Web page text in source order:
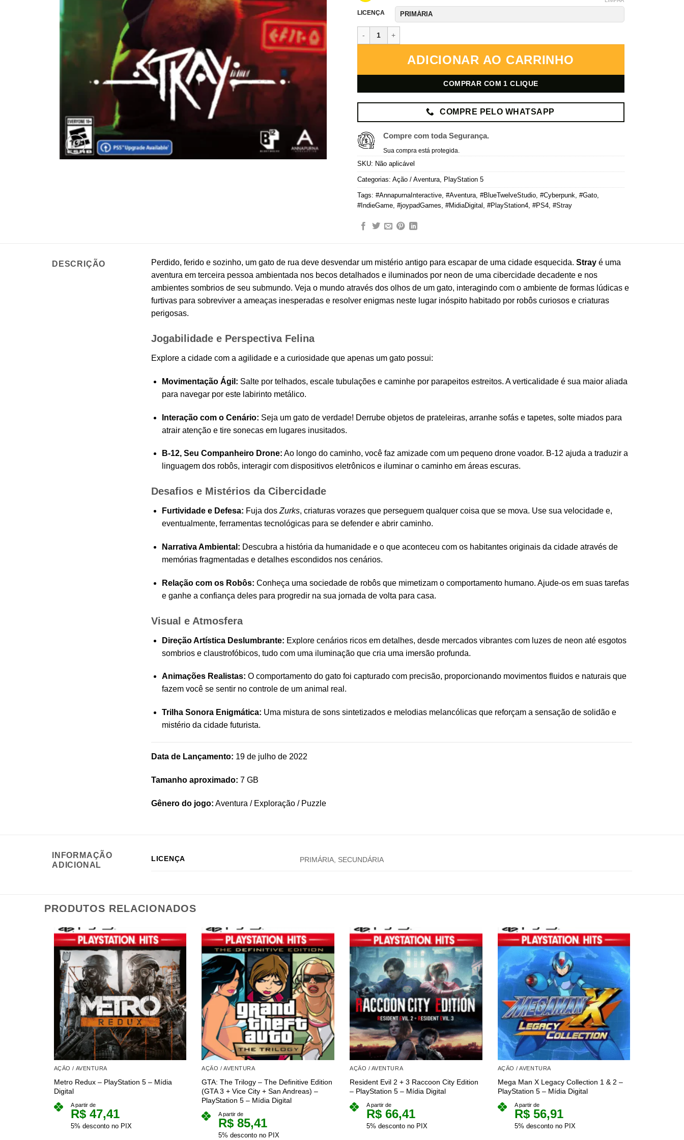
LICENÇA
Stray – PlayStation 5 – Mídia Digital quantidade
ADICIONAR AO CARRINHO
COMPRAR COM 1 CLIQUE
COMPRE PELO WHATSAPP
Compre com toda Segurança.
Sua compra está protegida.
SKU: Não aplicável
Categorias: Ação / Aventura PlayStation 5
Tags: #AnnapurnaInteractive #Aventura #BlueTwelveStudio #Cyberpunk #Gato
#IndieGame #joypadGames #MidiaDigital #PlayStation4 #PS4 #Stray
DESCRIÇÃO Perdido, ferido e sozinho, um gato de rua deve desvendar um mistério antigo para escapar de uma cidade esquecida. Stray é uma
aventura em terceira pessoa ambientada nos becos detalhados e iluminados por neon de uma cibercidade decadente e nos
ambientes sombrios de seu submundo. Veja o mundo através dos olhos de um gato, interagindo com o ambiente de formas lúdicas e
furtivas para sobreviver a ameaças inesperadas e resolver enigmas neste lugar inóspito habitado por robôs curiosos e criaturas
perigosas.
Jogabilidade e Perspectiva Felina
Explore a cidade com a agilidade e a curiosidade que apenas um gato possui:
Movimentação Ágil: Salte por telhados, escale tubulações e caminhe por parapeitos estreitos. A verticalidade é sua maior aliada
para navegar por este labirinto metálico.
Interação com o Cenário: Seja um gato de verdade! Derrube objetos de prateleiras, arranhe sofás e tapetes, solte miados para
atrair atenção e tire sonecas em lugares inusitados.
B-12, Seu Companheiro Drone: Ao longo do caminho, você faz amizade com um pequeno drone voador. B-12 ajuda a traduzir a
linguagem dos robôs, interagir com dispositivos eletrônicos e iluminar o caminho em áreas escuras.
Desafios e Mistérios da Cibercidade
Furtividade e Defesa: Fuja dos Zurks, criaturas vorazes que perseguem qualquer coisa que se mova. Use sua velocidade e,
eventualmente, ferramentas tecnológicas para se defender e abrir caminho.
Narrativa Ambiental: Descubra a história da humanidade e o que aconteceu com os habitantes originais da cidade através de
memórias fragmentadas e detalhes escondidos nos cenários.
Relação com os Robôs: Conheça uma sociedade de robôs que mimetizam o comportamento humano. Ajude-os em suas tarefas
e ganhe a confiança deles para progredir na sua jornada de volta para casa.
Visual e Atmosfera
Direção Artística Deslumbrante: Explore cenários ricos em detalhes, desde mercados vibrantes com luzes de neon até esgotos
sombrios e claustrofóbicos, tudo com uma iluminação que cria uma imersão profunda.
Animações Realistas: O comportamento do gato foi capturado com precisão, proporcionando movimentos fluidos e naturais que
fazem você se sentir no controle de um animal real.
Trilha Sonora Enigmática: Uma mistura de sons sintetizados e melodias melancólicas que reforçam a sensação de solidão e
mistério da cidade futurista.
Data de Lançamento: 19 de julho de 2022
Tamanho aproximado: 7 GB
Gênero do jogo: Aventura / Exploração / Puzzle
INFORMAÇÃO
ADICIONAL
LICENÇA PRIMÁRIA, SECUNDÁRIA
PRODUTOS RELACIONADOS
AÇÃO / AVENTURA
Metro Redux – PlayStation 5 – Mídia
Digital
A partir de
R$47,41
5% desconto no PIX
AÇÃO / AVENTURA
GTA: The Trilogy – The Definitive Edition
(GTA 3 + Vice City + San Andreas) –
PlayStation 5 – Mídia Digital
A partir de
R$ 85,41
5% desconto no PIX
AÇÃO / AVENTURA
Resident Evil 2 + 3 Raccoon City Edition
– PlayStation 5 – Mídia Digital
A partir de
R$ 66,41
5% desconto no PIX
AÇÃO / AVENTURA
Mega Man X Legacy Collection 1 & 2 –
PlayStation 5 – Mídia Digital
A partir de
R$56,91
5% desconto no PIX